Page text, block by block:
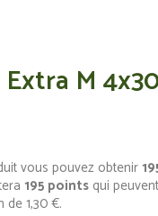
M
vous pouvez obtenir
195 points qui
de1,30 €.